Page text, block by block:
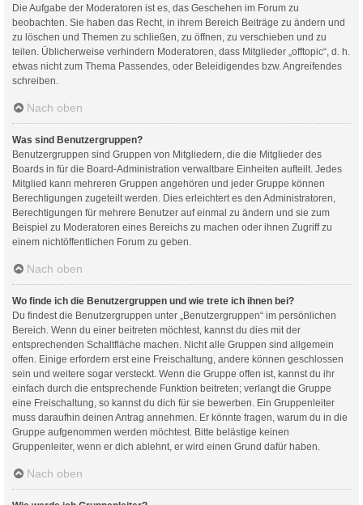
Die Aufgabe der Moderatoren ist es, das Geschehen im Forum zu
beobachten. Sie haben das Recht, in ihrem Bereich Beiträge zu ändern und
zu löschen und Themen zu schließen, zu öffnen, zu verschieben und zu
teilen. Üblicherweise verhindern Moderatoren, dass Mitglieder „offtopic“, d. h.
etwas nicht zum Thema Passendes, oder Beleidigendes bzw. Angreifendes
schreiben.
Nach oben
Was sind Benutzergruppen?
Benutzergruppen sind Gruppen von Mitgliedern, die die Mitglieder des
Boards in für die Board-Administration verwaltbare Einheiten aufteilt. Jedes
Mitglied kann mehreren Gruppen angehören und jeder Gruppe können
Berechtigungen zugeteilt werden. Dies erleichtert es den Administratoren,
Berechtigungen für mehrere Benutzer auf einmal zu ändern und sie zum
Beispiel zu Moderatoren eines Bereichs zu machen oder ihnen Zugriff zu
einem nichtöffentlichen Forum zu geben.
Nach oben
Wo finde ich die Benutzergruppen und wie trete ich ihnen bei?
Du findest die Benutzergruppen unter „Benutzergruppen“ im persönlichen
Bereich. Wenn du einer beitreten möchtest, kannst du dies mit der
entsprechenden Schaltfläche machen. Nicht alle Gruppen sind allgemein
offen. Einige erfordern erst eine Freischaltung, andere können geschlossen
sein und weitere sogar versteckt. Wenn die Gruppe offen ist, kannst du ihr
einfach durch die entsprechende Funktion beitreten; verlangt die Gruppe
eine Freischaltung, so kannst du dich für sie bewerben. Ein Gruppenleiter
muss daraufhin deinen Antrag annehmen. Er könnte fragen, warum du in die
Gruppe aufgenommen werden möchtest. Bitte belästige keinen
Gruppenleiter, wenn er dich ablehnt, er wird einen Grund dafür haben.
Nach oben